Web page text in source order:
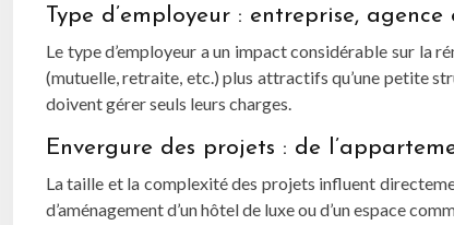
Type d’employeur : entreprise,
Le type d’employeur a un impact considérable sur la
(mutuelle, retraite, etc.) plus attractifs qu’une petite
doivent gérer seuls leurs charges.
Envergure des projets : de
La taille et la complexité des projets influent
d’aménagement d’un hôtel de luxe ou d’un espace